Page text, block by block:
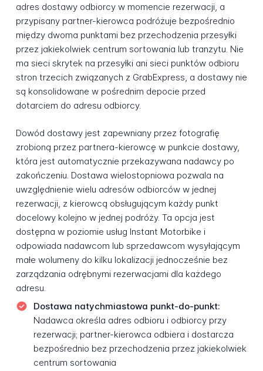
adres dostawy odbiorcy w momencie rezerwacji, a
przypisany partner-kierowca podróżuje bezpośrednio
między dwoma punktami bez przechodzenia przesyłki
przez jakiekolwiek centrum sortowania lub tranzytu. Nie
ma sieci skrytek na przesyłki ani sieci punktów odbioru
stron trzecich związanych z GrabExpress, a dostawy nie
są konsolidowane w pośrednim depocie przed
dotarciem do adresu odbiorcy.
Dowód dostawy jest zapewniany przez fotografię
zrobioną przez partnera-kierowcę w punkcie dostawy,
która jest automatycznie przekazywana nadawcy po
zakończeniu. Dostawa wielostopniowa pozwala na
uwzględnienie wielu adresów odbiorców w jednej
rezerwacji, z kierowcą obsługującym każdy punkt
docelowy kolejno w jednej podróży. Ta opcja jest
dostępna w poziomie usług Instant Motorbike i
odpowiada nadawcom lub sprzedawcom wysyłającym
małe wolumeny do kilku lokalizacji jednocześnie bez
zarządzania odrębnymi rezerwacjami dla każdego
adresu.
Dostawa natychmiastowa punkt-do-punkt:
Nadawca określa adres odbioru i odbiorcy przy
rezerwacji; partner-kierowca odbiera i dostarcza
bezpośrednio bez przechodzenia przez jakiekolwiek
centrum sortowania